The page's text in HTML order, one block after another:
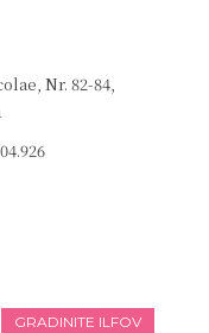
Nr. 82-84,
GRADINITE ILFOV